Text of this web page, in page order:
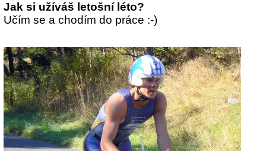
Jak si užíváš letošní léto?
Učím se a chodím do práce :-)